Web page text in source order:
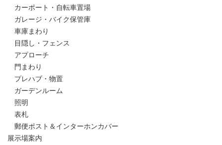
カーポート・自転車置場
ガレージ・バイク保管庫
車庫まわり
目隠し・フェンス
アプローチ
門まわり
プレハブ・物置
ガーデンルーム
照明
表札
郵便ポスト＆インターホンカバー
展示場案内